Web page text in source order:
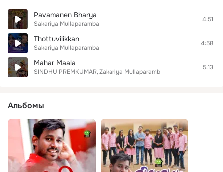
Pavamanen Bharya
Sakariya Mullaparamba
4:51
Thottuvilikkan
Sakariya Mullaparamba
4:58
Mahar Maala
SINDHU PREMKUMAR Zakariya Mullaparamb
5:13
Альбомы